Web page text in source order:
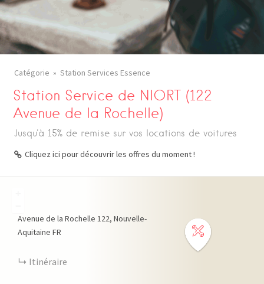
Catégorie Station Services Essence
Station Service de NIORT (122
Avenue de la Rochelle)
Jusqu'à 15% de remise sur vos locations de voitures
Cliquez ici pour découvrir les offres du moment !
Avenue de la Rochelle 122 Nouvelle-
Aquitaine FR
Itinéraire